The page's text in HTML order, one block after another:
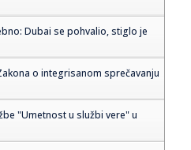
Dubai se pohvalio, stiglo je
o integrisanom sprečavanju
"Umetnost u službi vere" u